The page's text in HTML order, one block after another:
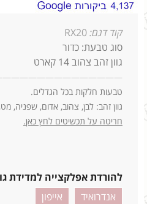
קוד דגם: RX20
סוג טבעת: כדור
גוון זהב צהוב 14 קארט
—
—
—
—
—
—
—
—
—
—
—
—
—
—
טבעות חלקות בכל הגדלים.
גוון זהב: לבן, צהוב, אדום, שפניה,
חריטה על תכשיטים לחץ כאן.
להורדת אפלקצייה למדידת
אנדרואיד
אייפון